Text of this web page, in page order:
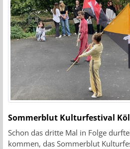
Sommerblut Kulturfestival
Schon das dritte Mal in Folge
kommen, das Sommerblut